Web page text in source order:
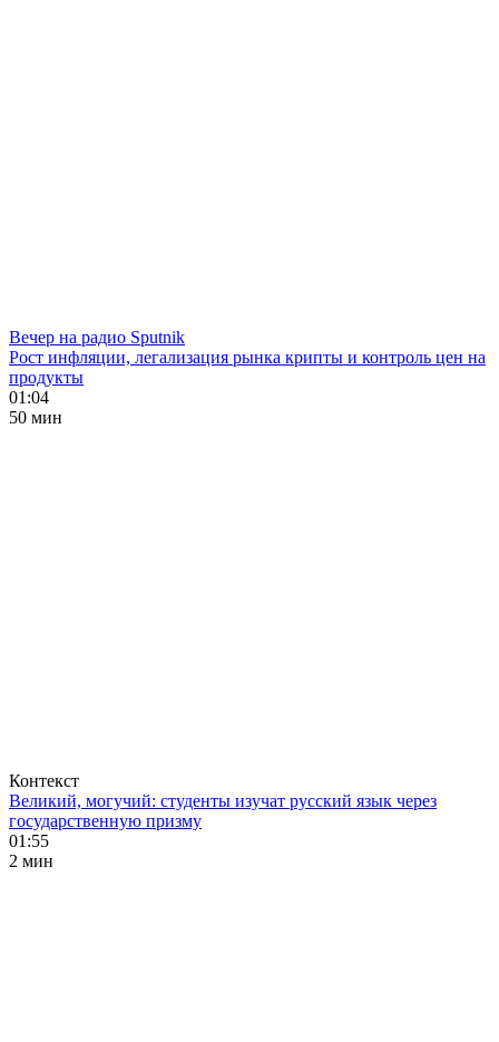
Вечер на радио Sputnik
Рост инфляции, легализация рынка крипты и контроль цен на
продукты
01:04
50 мин
Контекст
Великий, могучий: студенты изучат русский язык через
государственную призму
01:55
2 мин